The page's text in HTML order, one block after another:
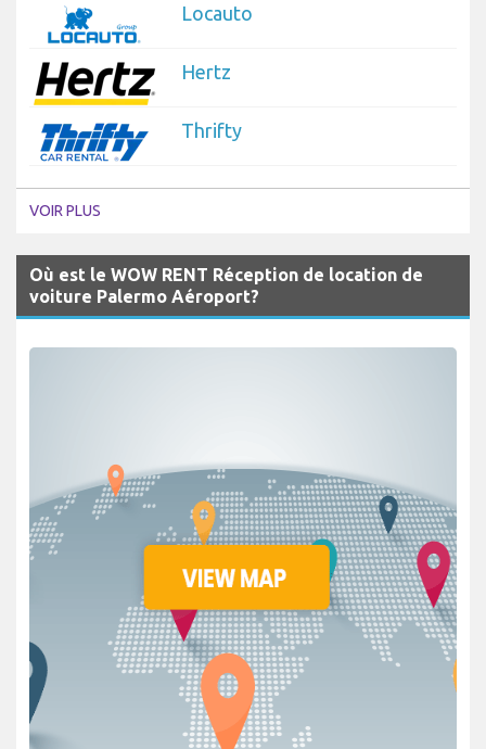
Locauto
Hertz
Thrifty
VOIR PLUS
Où est le WOW RENT Réception de location de
voiture Palermo Aéroport?